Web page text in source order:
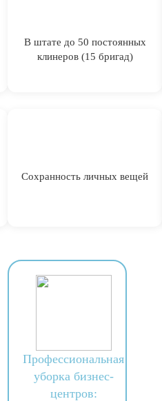
В штате до 50 постоянных
клинеров (15 бригад)
Сохранность личных вещей
Профессиональная
уборка бизнес-
центров: